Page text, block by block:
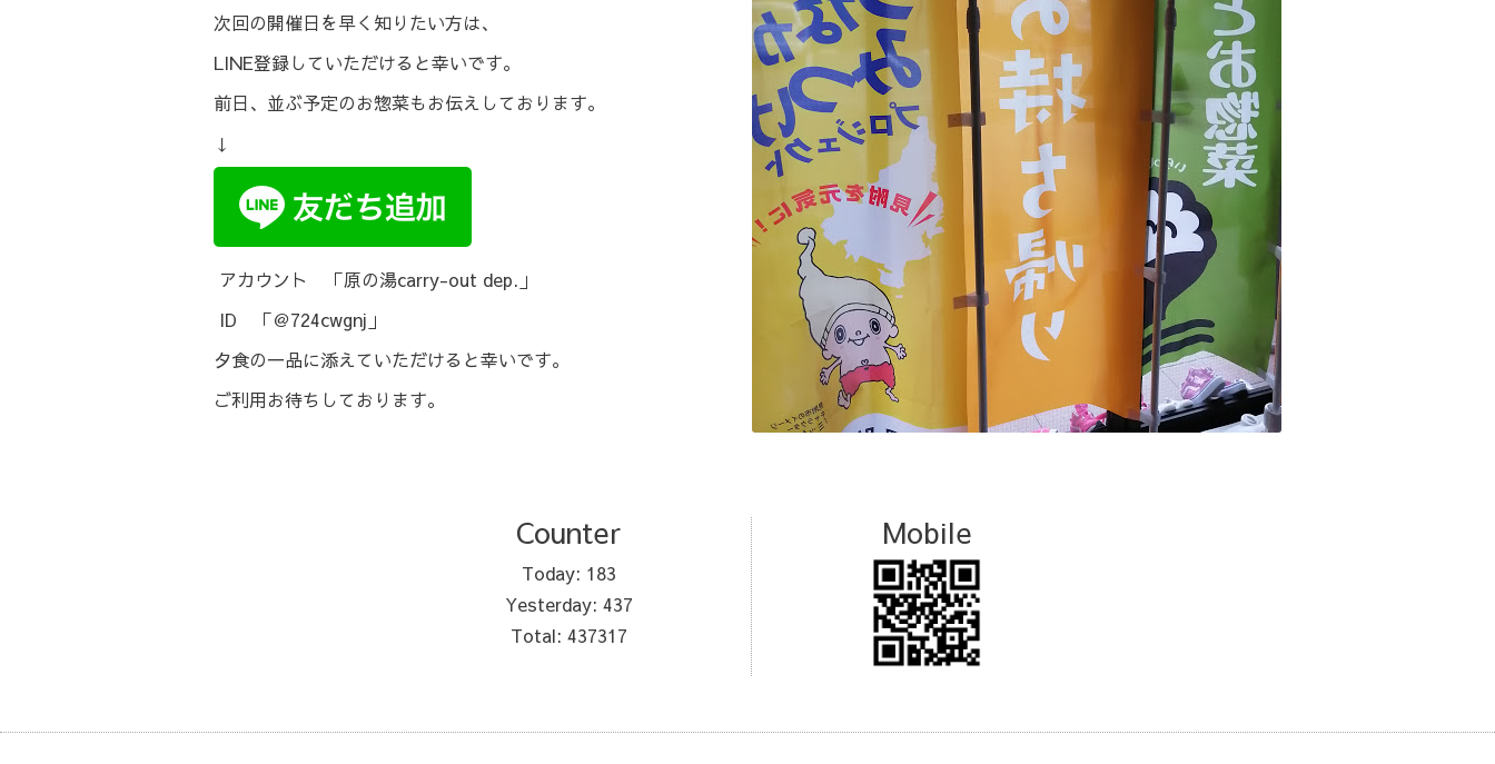
次回の開催日を早く知りたい方は、
LINE登録していただけると幸いです。
前日、並ぶ予定のお惣菜もお伝えしております。
↓
アカウント 「原の湯carry-out dep.」
ID 「＠724cwgnj」
夕食の一品に添えていただけると幸いです。
ご利用お待ちしております。
Counter
Today: 183
Yesterday: 437
Total: 437317
Mobile